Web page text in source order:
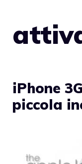
iPhone
piccola